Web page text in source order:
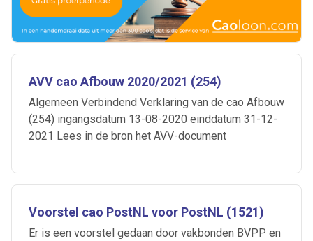
AVV cao Afbouw 2020/2021 (254)
Algemeen Verbindend Verklaring van de cao Afbouw
(254) ingangsdatum 13-08-2020 einddatum 31-12-
2021 Lees in de bron het AVV-document
Voorstel cao PostNL voor PostNL (1521)
Er is een voorstel gedaan door vakbonden BVPP en